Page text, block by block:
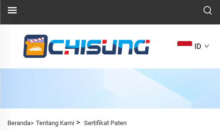
ID
Beranda> Tentang Kami > Sertifikat Paten